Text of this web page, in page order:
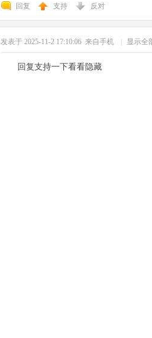
回复 支持 反对
发表于 2025-11-2 17:10:06 来自手机 显示全
回复支持一下看看隐藏